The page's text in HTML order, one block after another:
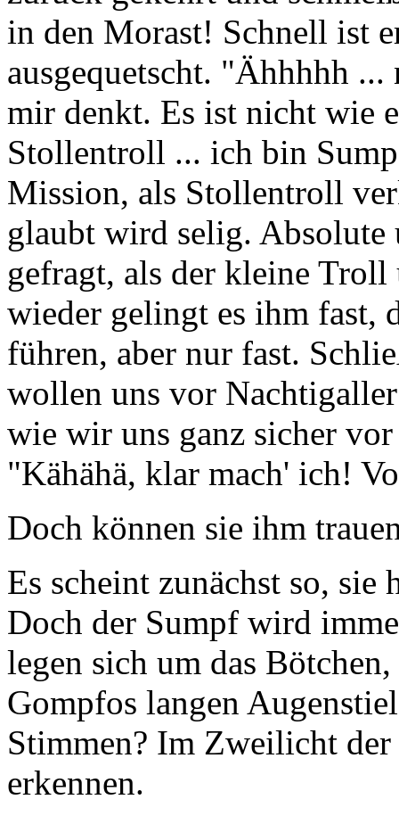
in den Morast! Schnell ist
ausgequetscht. "Ähhhhh ...
mir denkt. Es ist nicht wie
Stollentroll ... ich bin
Mission, als Stollentroll
glaubt wird selig. Absolute
gefragt, als der kleine
wieder gelingt es ihm fast,
führen, aber nur fast.
wollen uns vor
wie wir uns ganz sicher
"Kähähä, klar mach' ich!
Doch können sie ihm
Es scheint zunächst so,
Doch der Sumpf wird
legen sich um das
Gompfos langen
Stimmen? Im Zweilicht
erkennen.